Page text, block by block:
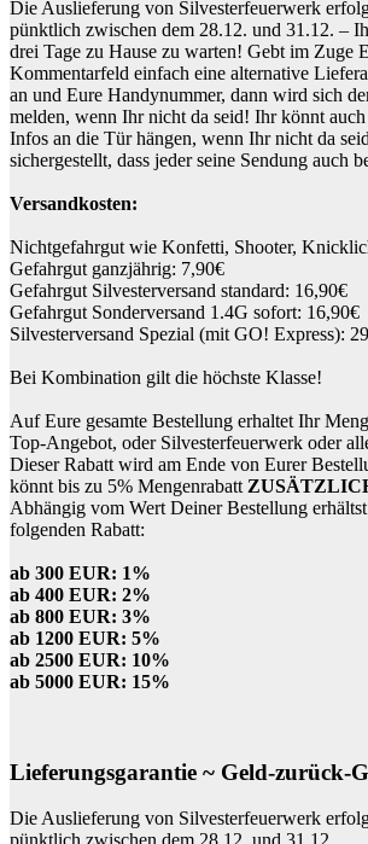
Die Auslieferung von Silvesterfeuerwerk
pünktlich zwischen dem 28.12. und 31.12. –
drei Tage zu Hause zu warten! Gebt im Zuge
Kommentarfeld einfach eine alternative
an und Eure Handynummer, dann wird sich
melden, wenn Ihr nicht da seid! Ihr könnt
Infos an die Tür hängen, wenn Ihr nicht da
sichergestellt, dass jeder seine Sendung auch
Versandkosten:
Nichtgefahrgut wie Konfetti, Shooter,
Gefahrgut ganzjährig: 7,90€
Gefahrgut Silvesterversand standard: 16,90€
Gefahrgut Sonderversand 1.4G sofort: 16,90€
Silvesterversand Spezial (mit GO! Express):
Bei Kombination gilt die höchste Klasse!
Auf Eure gesamte Bestellung erhaltet Ihr
Top-Angebot, oder Silvesterfeuerwerk oder
Dieser Rabatt wird am Ende von Eurer
könnt bis zu 5% Mengenrabatt
Abhängig vom Wert Deiner Bestellung
folgenden Rabatt:
ab 300 EUR: 1%
ab 400 EUR: 2%
ab 800 EUR: 3%
ab 1200 EUR: 5%
ab 2500 EUR: 10%
ab 5000 EUR: 15%
Lieferungsgarantie ~ Geld-zurück-
Die Auslieferung von Silvesterfeuerwerk